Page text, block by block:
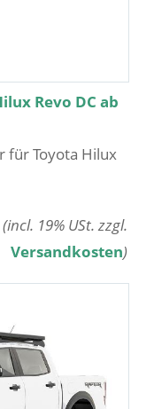
Revo DC ab
für Toyota Hilux
(incl. 19% USt. zzgl.
Versandkosten)